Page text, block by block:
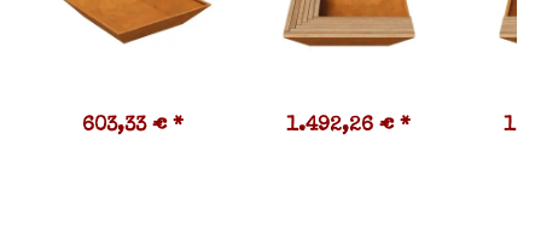
603,33 € * 1.492,26 € *